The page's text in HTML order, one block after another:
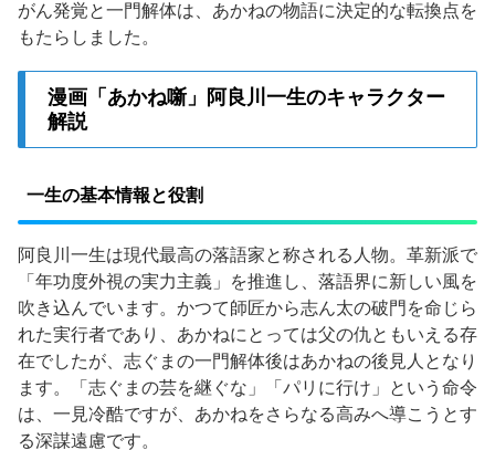
がん発覚と一門解体は、あかねの物語に決定的な転換点を
もたらしました。
漫画「あかね噺」阿良川一生のキャラクター
解説
一生の基本情報と役割
阿良川一生は現代最高の落語家と称される人物。革新派で
「年功度外視の実力主義」を推進し、落語界に新しい風を
吹き込んでいます。かつて師匠から志ん太の破門を命じら
れた実行者であり、あかねにとっては父の仇ともいえる存
在でしたが、志ぐまの一門解体後はあかねの後見人となり
ます。「志ぐまの芸を継ぐな」「パリに行け」という命令
は、一見冷酷ですが、あかねをさらなる高みへ導こうとす
る深謀遠慮です。